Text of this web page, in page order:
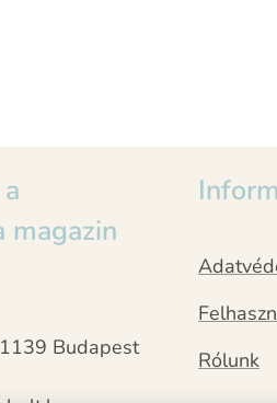
magazin
Budapest
Rólunk